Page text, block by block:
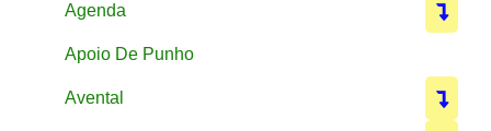
Agenda
Apoio De Punho
Avental